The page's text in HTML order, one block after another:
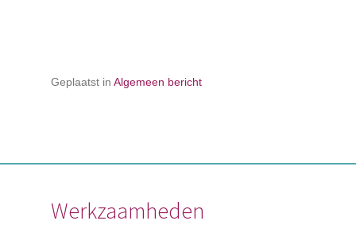
Geplaatst in Algemeen bericht
Werkzaamheden